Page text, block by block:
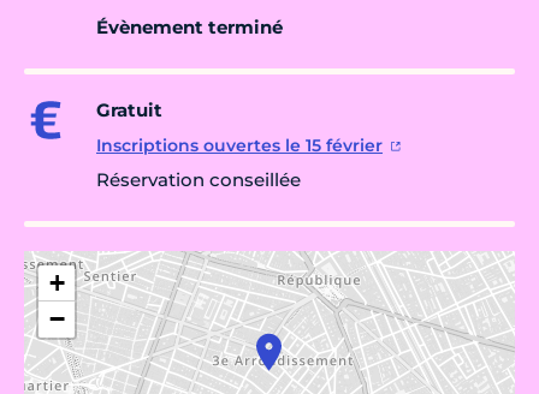
Évènement terminé
Gratuit
Inscriptions ouvertes le 15 février
Réservation conseillée
+
−